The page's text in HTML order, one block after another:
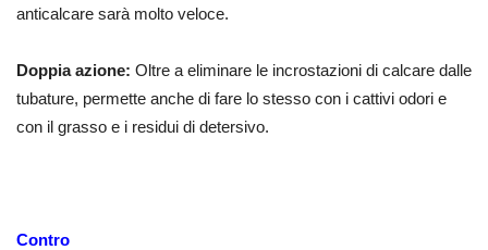
anticalcare sarà molto veloce.
Doppia azione: Oltre a eliminare le incrostazioni di calcare dalle
tubature, permette anche di fare lo stesso con i cattivi odori e
con il grasso e i residui di detersivo.
Contro